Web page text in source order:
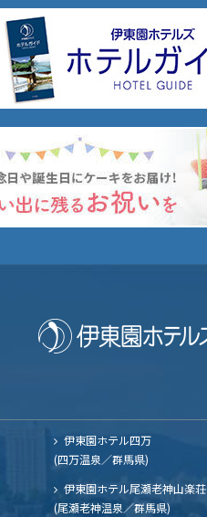
伊東園ホテル四万
(四万温泉／群馬県)
伊東園ホテル尾瀬老神山楽荘
(尾瀬老神温泉／群馬県)